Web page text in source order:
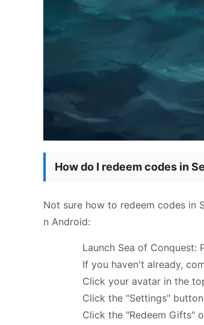
How do I redeem codes in
Not sure how to redeem codes in
n Android:
Launch Sea of Conquest:
If you haven't already,
Click your avatar in the
Click the "Settings"
Click the "Redeem Gifts"